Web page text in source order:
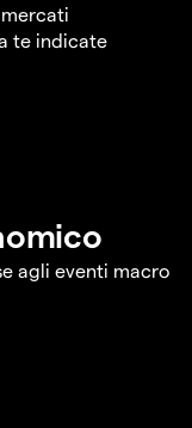
te indicate
agli eventi macro